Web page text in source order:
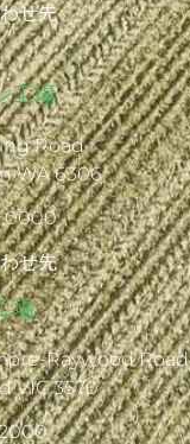
せ先
工場
Road
WA 6306
0000
せ先
場
Raywood Road
VIC 3570